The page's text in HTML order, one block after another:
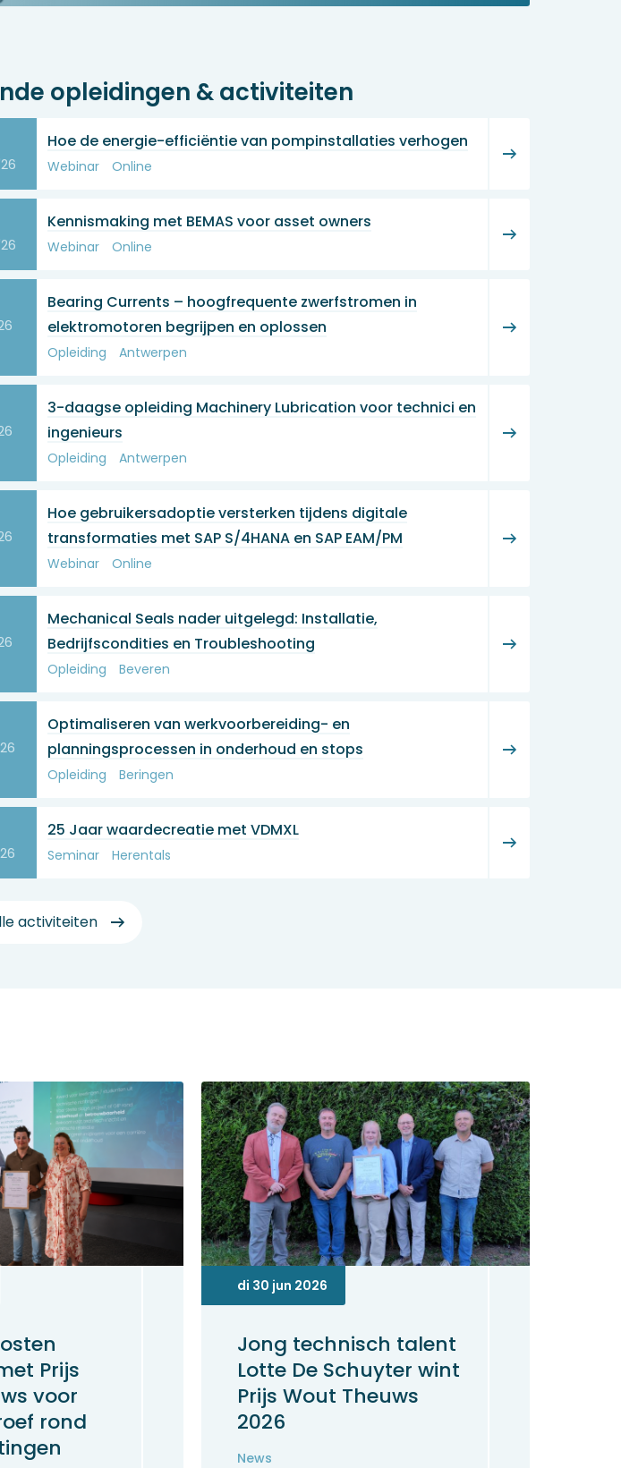
opleidingen & activiteiten
Hoe de energie-efficiëntie van pompinstallaties verhogen
Webinar Online
Kennismaking met BEMAS voor asset owners
Webinar Online
Bearing Currents – hoogfrequente zwerfstromen in
elektromotoren begrijpen en oplossen
Opleiding Antwerpen
3-daagse opleiding Machinery Lubrication voor technici en
ingenieurs
Opleiding Antwerpen
Hoe gebruikersadoptie versterken tijdens digitale
transformaties met SAP S/4HANA en SAP EAM/PM
Webinar Online
Mechanical Seals nader uitgelegd: Installatie,
Bedrijfscondities en Troubleshooting
Opleiding Beveren
Optimaliseren van werkvoorbereiding- en
planningsprocessen in onderhoud en stops
Opleiding Beringen
25 Jaar waardecreatie met VDMXL
Seminar Herentals
activiteiten
Prijs
voor
rond
Jong technisch talent
Lotte De Schuyter wint
Prijs Wout Theuws
2026
di 30 jun 2026
News